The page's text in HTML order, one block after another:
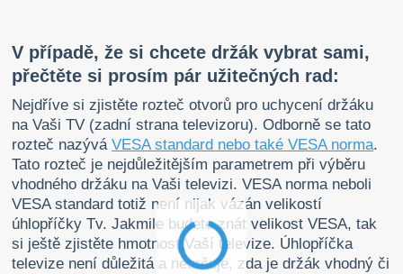
V případě, že si chcete držák vybrat sami,
přečtěte si prosím pár užitečných rad:
Nejdříve si zjistěte rozteč otvorů pro uchycení držáku
na Vaši TV (zadní strana televizoru). Odborně se tato
rozteč nazýváVESA standard nebo také VESA norma.
Tato rozteč je nejdůležitějším parametrem při výběru
vhodného držáku na Vaši televizi. VESA norma neboli
VESA standard totiž není nijak vázán velikostí
úhlopříčky Tv. Jakmile budete znát velikost VESA, tak
si ještě zjistěte hmotnost Vaší televize. Úhlopříčka
televize není důležitá a neurčuje, zda je držák vhodný či